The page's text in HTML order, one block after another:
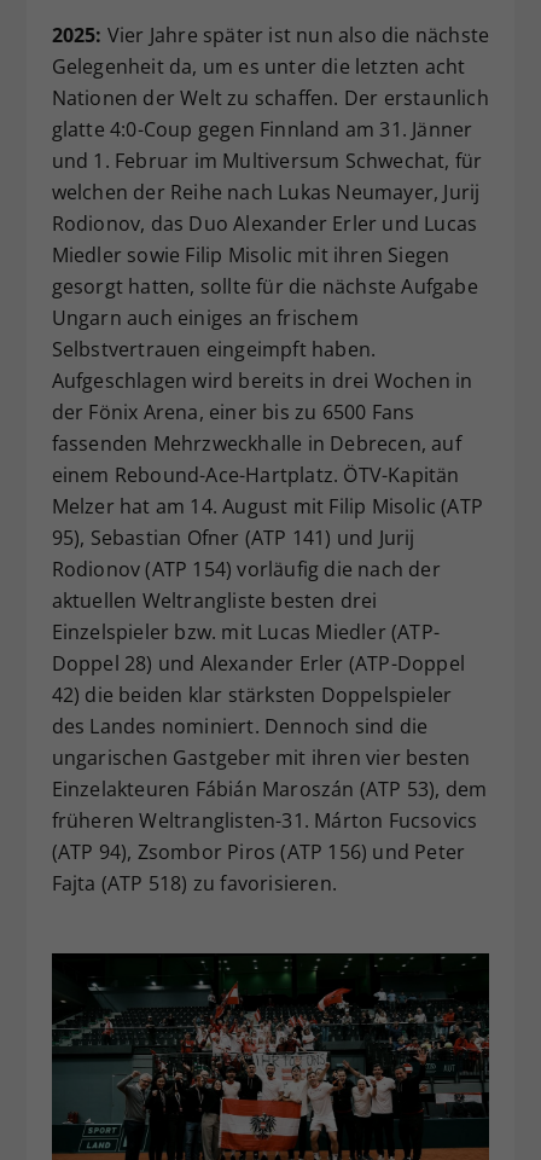
2025: Vier Jahre später ist nun also die nächste
Gelegenheit da, um es unter die letzten acht
Nationen der Welt zu schaffen. Der erstaunlich
glatte 4:0-Coup gegen Finnland am 31. Jänner
und 1. Februar im Multiversum Schwechat, für
welchen der Reihe nach Lukas Neumayer, Jurij
Rodionov, das Duo Alexander Erler und Lucas
Miedler sowie Filip Misolic mit ihren Siegen
gesorgt hatten, sollte für die nächste Aufgabe
Ungarn auch einiges an frischem
Selbstvertrauen eingeimpft haben.
Aufgeschlagen wird bereits in drei Wochen in
der Fönix Arena, einer bis zu 6500 Fans
fassenden Mehrzweckhalle in Debrecen, auf
einem Rebound-Ace-Hartplatz. ÖTV-Kapitän
Melzer hat am 14. August mit Filip Misolic (ATP
95), Sebastian Ofner (ATP 141) und Jurij
Rodionov (ATP 154) vorläufig die nach der
aktuellen Weltrangliste besten drei
Einzelspieler bzw. mit Lucas Miedler (ATP-
Doppel 28) und Alexander Erler (ATP-Doppel
42) die beiden klar stärksten Doppelspieler
des Landes nominiert. Dennoch sind die
ungarischen Gastgeber mit ihren vier besten
Einzelakteuren Fábián Maroszán (ATP 53), dem
früheren Weltranglisten-31. Márton Fucsovics
(ATP 94), Zsombor Piros (ATP 156) und Peter
Fajta (ATP 518) zu favorisieren.